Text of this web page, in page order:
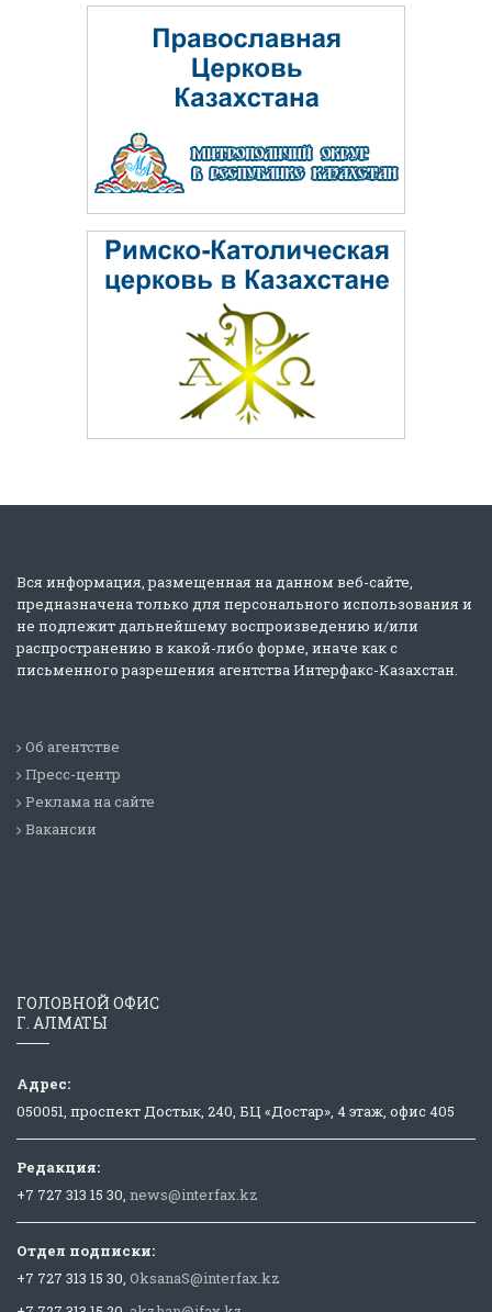
Вся информация, размещенная на данном веб-сайте,
предназначена только для персонального использования и
не подлежит дальнейшему воспроизведению и/или
распространению в какой-либо форме, иначе как с
письменного разрешения агентства Интерфакс-Казахстан.
Об агентстве
Пресс-центр
Реклама на сайте
Вакансии
ГОЛОВНОЙ ОФИС
Г. АЛМАТЫ
Адрес:
050051, проспект Достык, 240, БЦ «Достар», 4 этаж, офис 405
Редакция:
+7 727 313 15 30, news@interfax.kz
Отдел подписки:
+7 727 313 15 30, OksanaS@interfax.kz